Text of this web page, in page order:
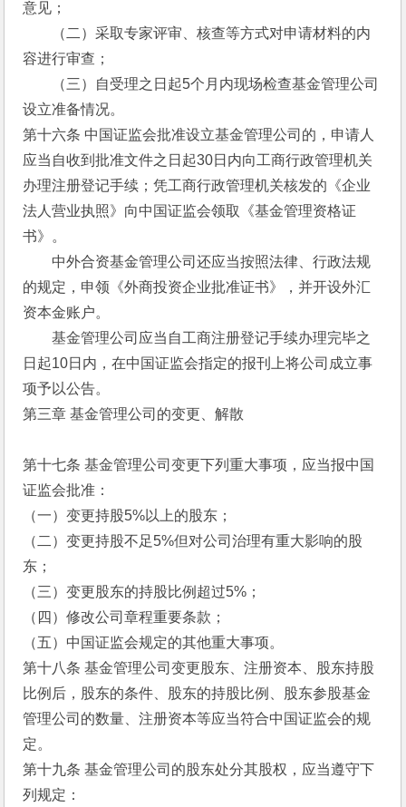
意见；
（二）采取专家评审、核查等方式对申请材料的内
容进行审查；
（三）自受理之日起5个月内现场检查基金管理公司
设立准备情况。
第十六条 中国证监会批准设立基金管理公司的，申请人
应当自收到批准文件之日起30日内向工商行政管理机关
办理注册登记手续；凭工商行政管理机关核发的《企业
法人营业执照》向中国证监会领取《基金管理资格证
书》。
中外合资基金管理公司还应当按照法律、行政法规
的规定，申领《外商投资企业批准证书》，并开设外汇
资本金账户。
基金管理公司应当自工商注册登记手续办理完毕之
日起10日内，在中国证监会指定的报刊上将公司成立事
项予以公告。
第三章 基金管理公司的变更、解散
第十七条 基金管理公司变更下列重大事项，应当报中国
证监会批准：
（一）变更持股5%以上的股东；
（二）变更持股不足5%但对公司治理有重大影响的股
东；
（三）变更股东的持股比例超过5%；
（四）修改公司章程重要条款；
（五）中国证监会规定的其他重大事项。
第十八条 基金管理公司变更股东、注册资本、股东持股
比例后，股东的条件、股东的持股比例、股东参股基金
管理公司的数量、注册资本等应当符合中国证监会的规
定。
第十九条 基金管理公司的股东处分其股权，应当遵守下
列规定：